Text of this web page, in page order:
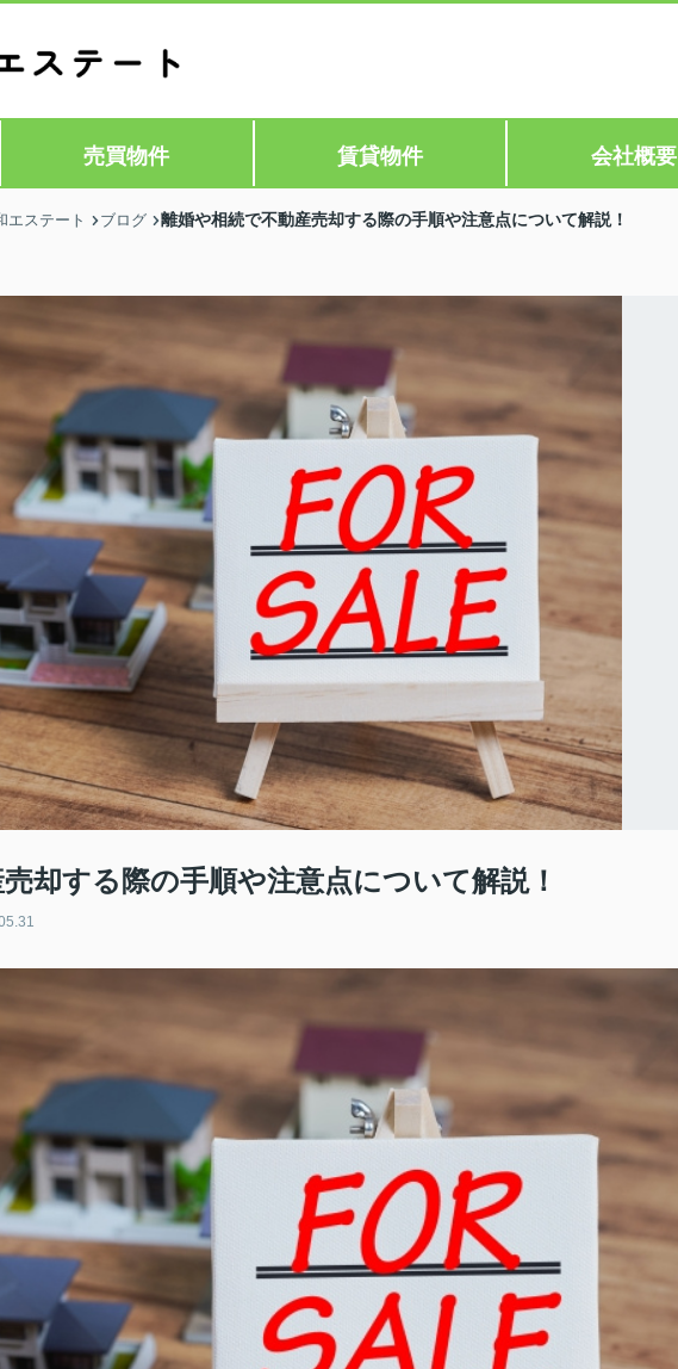
売買物件 賃貸物件 会社概要
エステート ブログ 離婚や相続で不動産売却する際の手順や注意点について解説！
却する際の手順や注意点について解説！